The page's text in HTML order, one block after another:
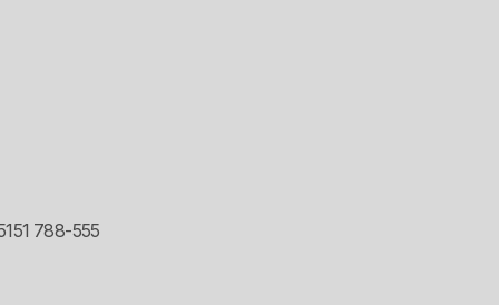
788-555